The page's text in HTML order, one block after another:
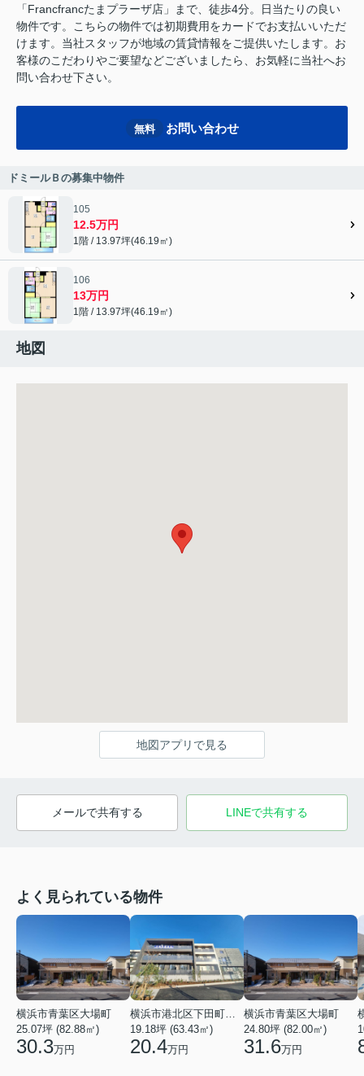
「Francfrancたまプラーザ店」まで、徒歩4分。日当たりの良い
物件です。こちらの物件では初期費用をカードでお支払いいただ
けます。当社スタッフが地域の賃貸情報をご提供いたします。お
客様のこだわりやご要望などございましたら、お気軽に当社へお
問い合わせ下さい。
無料 お問い合わせ
ドミールＢの募集中物件
105
12.5万円
1階 / 13.97坪(46.19㎡)
106
13万円
1階 / 13.97坪(46.19㎡)
地図
地図アプリで見る
メールで共有する LINEで共有する
よく見られている物件
横浜市青葉区大場町
25.07坪 (82.88㎡)
30.3万円
19.18坪 (63.43㎡)
20.4万円
横浜市青葉区大場町
24.80坪 (82.00㎡)
31.6万円